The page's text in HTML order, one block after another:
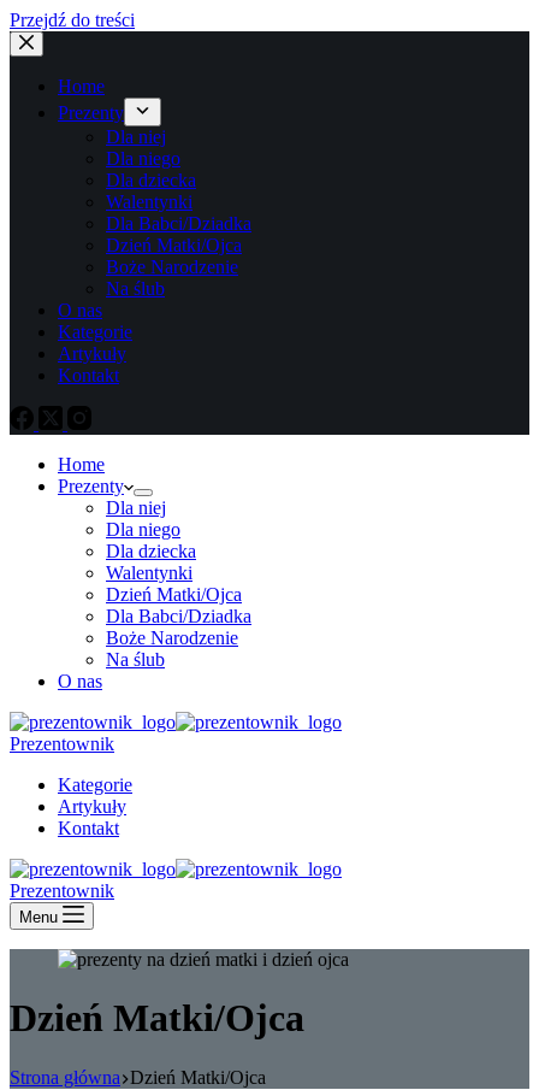
Przejdź do treści
Home
Prezenty
Dla niej
Dla niego
Dla dziecka
Walentynki
Dla Babci/Dziadka
Dzień Matki/Ojca
Boże Narodzenie
Na ślub
O nas
Kategorie
Artykuły
Kontakt
Home
Prezenty
Dla niej
Dla niego
Dla dziecka
Walentynki
Dzień Matki/Ojca
Dla Babci/Dziadka
Boże Narodzenie
Na ślub
O nas
Prezentownik
Kategorie
Artykuły
Kontakt
Prezentownik
Menu
Dzień Matki/Ojca
Strona główna Dzień Matki/Ojca